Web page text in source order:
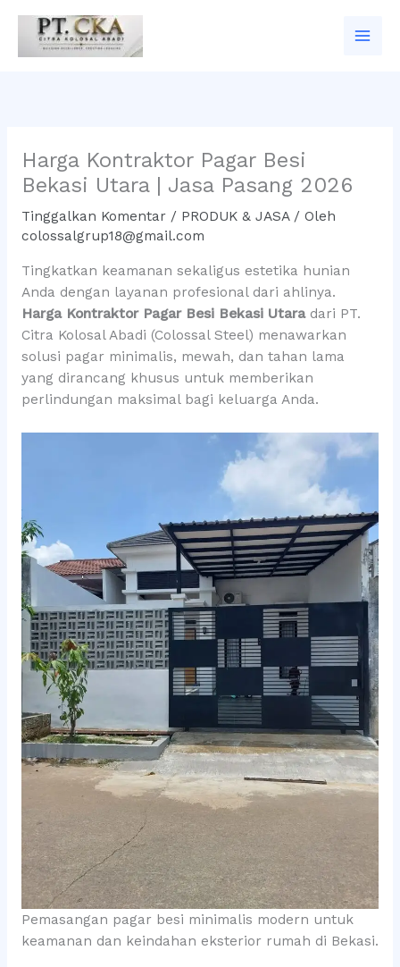
konten
Harga Kontraktor Pagar Besi
Bekasi Utara | Jasa Pasang 2026
Tinggalkan Komentar / PRODUK & JASA/ Oleh
colossalgrup18@gmail.com
Tingkatkan keamanan sekaligus estetika hunian
Anda dengan layanan profesional dari ahlinya.
Harga Kontraktor Pagar Besi Bekasi Utaradari PT.
Citra Kolosal Abadi (Colossal Steel) menawarkan
solusi pagar minimalis, mewah, dan tahan lama
yang dirancang khusus untuk memberikan
perlindungan maksimal bagi keluarga Anda.
Pemasangan pagar besi minimalis modern untuk
keamanan dan keindahan eksterior rumah di Bekasi.